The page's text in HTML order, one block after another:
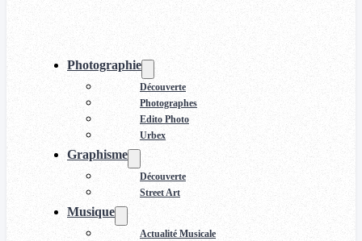
Photographie
Découverte
Photographes
Edito Photo
Urbex
Graphisme
Découverte
Street Art
Musique
Actualité Musicale